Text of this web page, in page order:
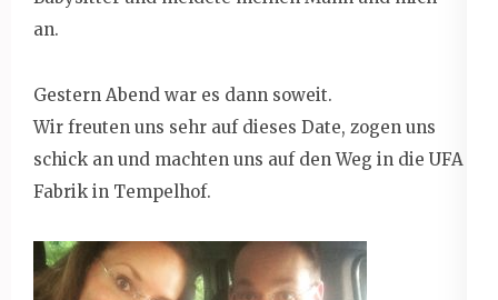
an.
Gestern Abend war es dann soweit.
Wir freuten uns sehr auf dieses Date, zogen uns
schick an und machten uns auf den Weg in die UFA
Fabrik in Tempelhof.